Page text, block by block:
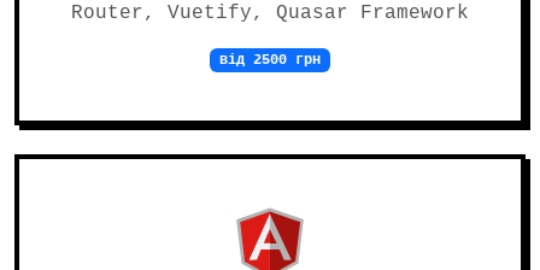
Router, Vuetify, Quasar Framework
від 2500 грн